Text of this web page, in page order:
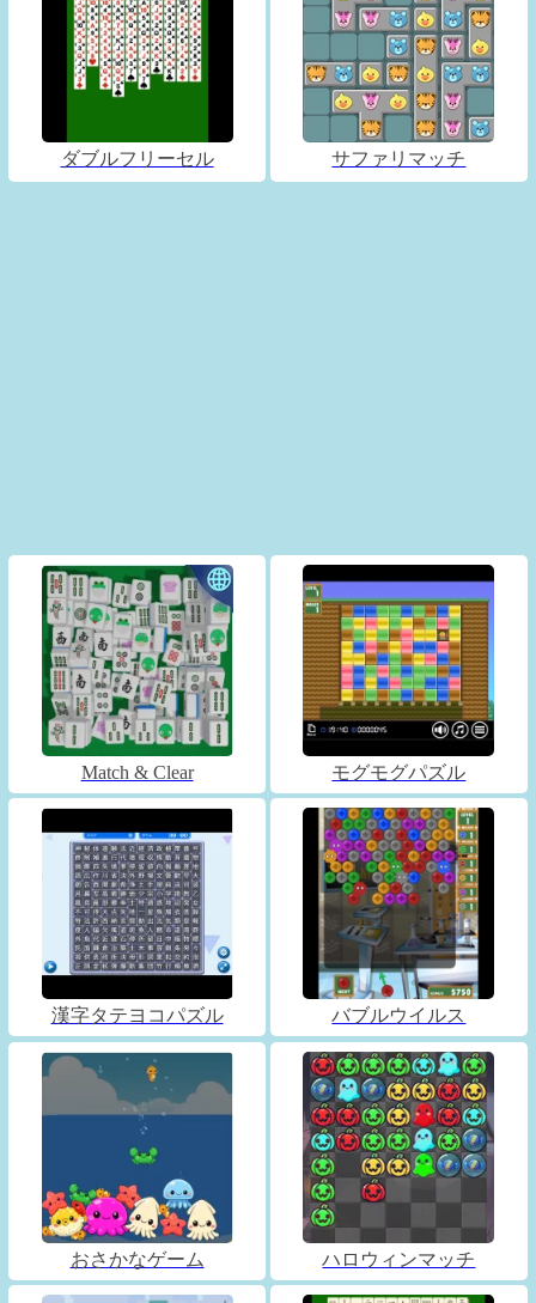
ダブルフリーセル サファリマッチ
Match & Clear モグモグパズル
漢字タテヨコパズル バブルウイルス
おさかなゲーム ハロウィンマッチ